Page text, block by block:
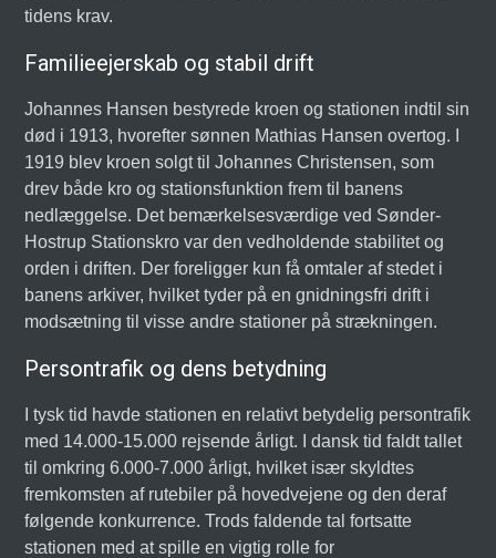
tidens krav.
Familieejerskab og stabil drift
Johannes Hansen bestyrede kroen og stationen indtil sin
død i 1913, hvorefter sønnen Mathias Hansen overtog. I
1919 blev kroen solgt til Johannes Christensen, som
drev både kro og stationsfunktion frem til banens
nedlæggelse. Det bemærkelsesværdige ved Sønder-
Hostrup Stationskro var den vedholdende stabilitet og
orden i driften. Der foreligger kun få omtaler af stedet i
banens arkiver, hvilket tyder på en gnidningsfri drift i
modsætning til visse andre stationer på strækningen.
Persontrafik og dens betydning
I tysk tid havde stationen en relativt betydelig persontrafik
med 14.000-15.000 rejsende årligt. I dansk tid faldt tallet
til omkring 6.000-7.000 årligt, hvilket især skyldtes
fremkomsten af rutebiler på hovedvejene og den deraf
følgende konkurrence. Trods faldende tal fortsatte
stationen med at spille en vigtig rolle for